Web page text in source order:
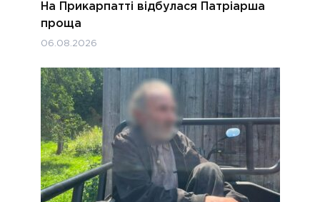
На Прикарпатті відбулася Патріарша
проща
06.08.2026